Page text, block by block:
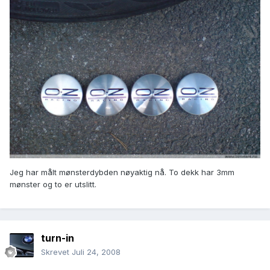
Jeg har målt mønsterdybden nøyaktig nå. To dekk har 3mm
mønster og to er utslitt.
turn-in
Skrevet Juli 24, 2008